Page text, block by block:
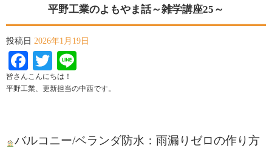
平野工業のよもやま話～雑学講座25～
投稿日 2026年1月19日
Facebook
Twitter
皆さんこんにちは！
平野工業、更新担当の中西です。
バルコニー/ベランダ防水：雨漏りゼロの作り方